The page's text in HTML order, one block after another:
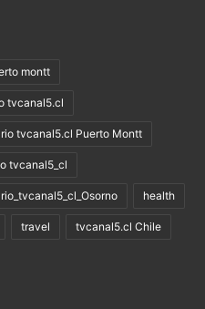
montt
tvcanal5.cl
tvcanal5.cl Puerto Montt
tvcanal5_cl
health
travel tvcanal5.cl Chile